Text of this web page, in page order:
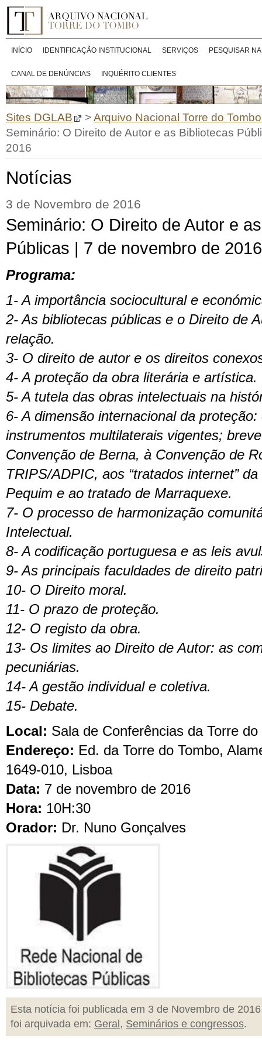
INÍCIO IDENTIFICAÇÃO INSTITUCIONAL SERVIÇOS PESQUISAR
CANAL DE DENÚNCIAS INQUÉRITO CLIENTES
Sites DGLAB >Arquivo Nacional Torre do Tombo
Seminário: O Direito de Autor e as Bibliotecas
2016
Notícias
3 de Novembro de 2016
Seminário: O Direito de Autor e
Públicas | 7 de novembro de 2016
Programa:
1- A importância sociocultural e
2- As bibliotecas públicas e o Direito de
relação.
3- O direito de autor e os direitos
4- A proteção da obra literária e artística.
5- A tutela das obras intelectuais na
6- A dimensão internacional da
instrumentos multilaterais vigentes;
Convenção de Berna, à Convenção de
TRIPS/ADPIC, aos “tratados internet”
Pequim e ao tratado de Marraquexe.
7- O processo de harmonização
Intelectual.
8- A codificação portuguesa e as leis
9- As principais faculdades de direito
10- O Direito moral.
11- O prazo de proteção.
12- O registo da obra.
13- Os limites ao Direito de Autor: as
pecuniárias.
14- A gestão individual e coletiva.
15- Debate.
Local: Sala de Conferências da Torre do
Endereço: Ed. da Torre do Tombo,
1649-010, Lisboa
Data: 7 de novembro de 2016
Hora: 10H:30
Orador: Dr. Nuno Gonçalves
Esta notícia foi publicada em 3 de Novembro de
foi arquivada em: Geral , Seminários e congressos.